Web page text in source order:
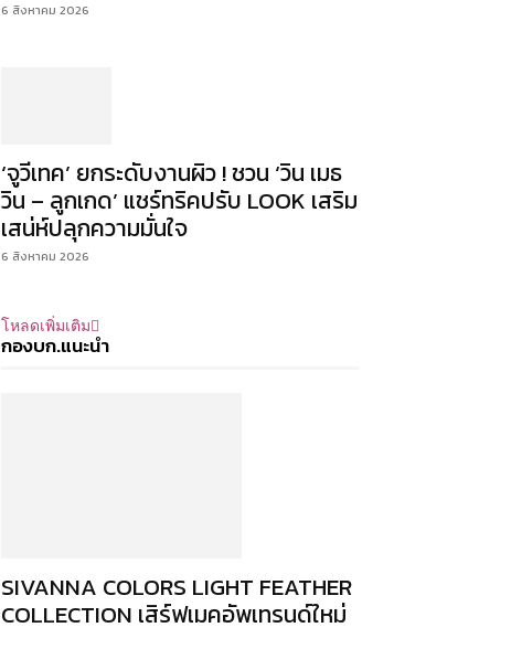
6 สิงหาคม 2026
‘จูวีเทค’ ยกระดับงานผิว ! ชวน ‘วิน เมธ
วิน – ลูกเกด’ แชร์ทริคปรับ LOOK เสริม
เสน่ห์ปลุกความมั่นใจ
6 สิงหาคม 2026
โหลดเพิ่มเติม
กองบก.แนะนำ
SIVANNA COLORS LIGHT FEATHER
COLLECTION เสิร์ฟเมคอัพเทรนด์ใหม่